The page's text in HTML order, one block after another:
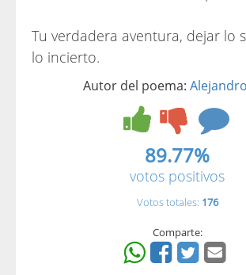
Tu verdadera aventura, dejar lo
lo incierto.
Autor del poema:
89.77%
votos positivos
Votos totales: 176
Comparte: